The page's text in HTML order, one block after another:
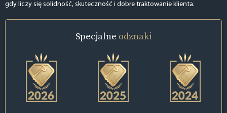
gdy liczy się solidność, skuteczność i dobre traktowanie klienta.
Specjalne odznaki